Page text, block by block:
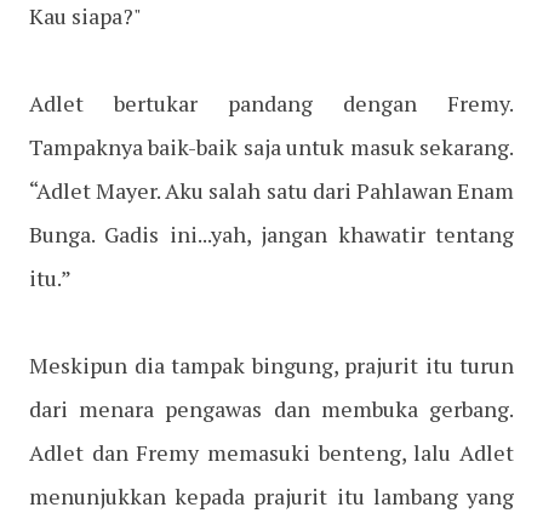
Kau siapa?"
Adlet bertukar pandang dengan Fremy.
Tampaknya baik-baik saja untuk masuk sekarang.
“Adlet Mayer. Aku salah satu dari Pahlawan Enam
Bunga. Gadis ini...yah, jangan khawatir tentang
itu.”
Meskipun dia tampak bingung, prajurit itu turun
dari menara pengawas dan membuka gerbang.
Adlet dan Fremy memasuki benteng, lalu Adlet
menunjukkan kepada prajurit itu lambang yang